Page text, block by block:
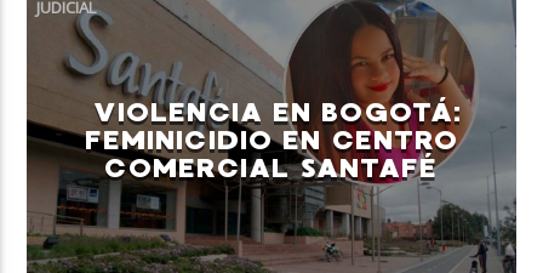
JUDICIAL
VIOLENCIA EN BOGOTÁ:
FEMINICIDIO EN CENTRO
COMERCIAL SANTAFÉ